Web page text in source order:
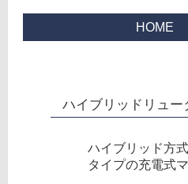
HOME
ハイブリッドリュ
ハイブリッド方
タイプの充電式